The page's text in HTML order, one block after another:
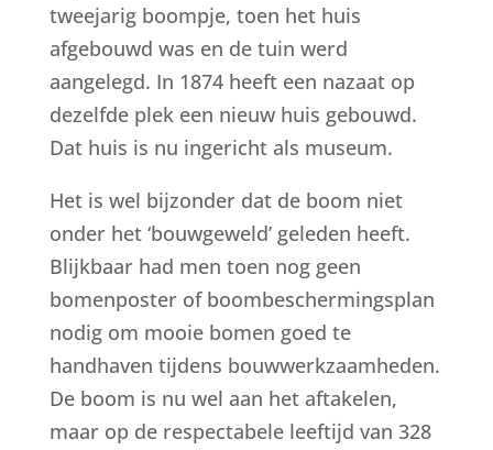
tweejarig boompje, toen het huis
afgebouwd was en de tuin werd
aangelegd. In 1874 heeft een nazaat op
dezelfde plek een nieuw huis gebouwd.
Dat huis is nu ingericht als museum.
Het is wel bijzonder dat de boom niet
onder het ‘bouwgeweld’ geleden heeft.
Blijkbaar had men toen nog geen
bomenposter of boombeschermingsplan
nodig om mooie bomen goed te
handhaven tijdens bouwwerkzaamheden.
De boom is nu wel aan het aftakelen,
maar op de respectabele leeftijd van 328